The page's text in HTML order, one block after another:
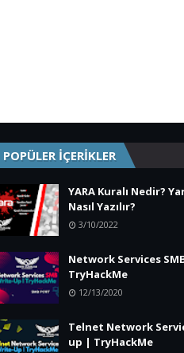
POPÜLER İÇERİKLER
YARA Kuralı Nedir?
Nasıl Yazılır?
3/10/2022
Network Services
TryHackMe
12/13/2020
Telnet Network
up | TryHackMe